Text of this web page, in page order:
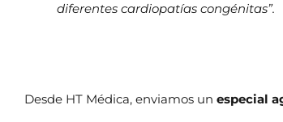
diferentes cardiopatías congénitas”.​
Desde HT Médica, enviamos un especial